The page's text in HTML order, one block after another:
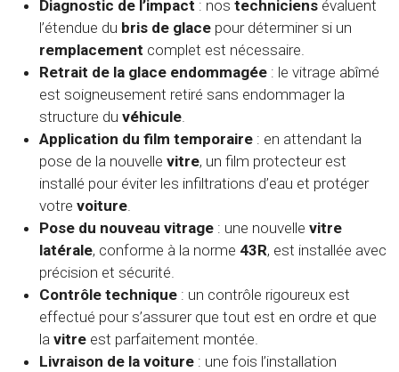
Diagnostic de l’impact : nos techniciens évaluent
l’étendue du bris de glace pour déterminer si un
remplacement complet est nécessaire.
Retrait de la glace endommagée : le vitrage abîmé
est soigneusement retiré sans endommager la
structure du véhicule.
Application du film temporaire : en attendant la
pose de la nouvelle vitre, un film protecteur est
installé pour éviter les infiltrations d’eau et protéger
votre voiture.
Pose du nouveau vitrage : une nouvelle vitre
latérale, conforme à la norme 43R, est installée avec
précision et sécurité.
Contrôle technique : un contrôle rigoureux est
effectué pour s’assurer que tout est en ordre et que
la vitre est parfaitement montée.
Livraison de la voiture : une fois l’installation